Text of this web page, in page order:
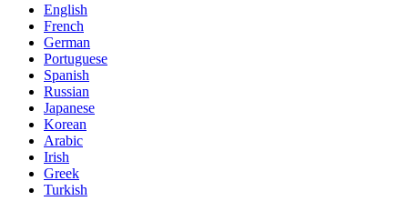
English
French
German
Portuguese
Spanish
Russian
Japanese
Korean
Arabic
Irish
Greek
Turkish